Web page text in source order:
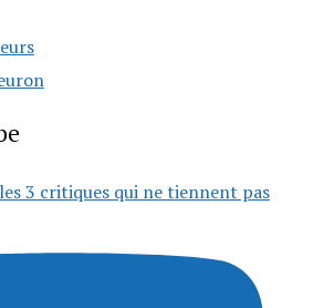
3 critiques qui ne tiennent pas